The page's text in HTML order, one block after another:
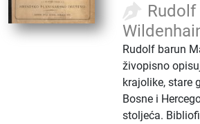
Rudolf barun
živopisno
krajolike, stare
Bosne i
stoljeća.